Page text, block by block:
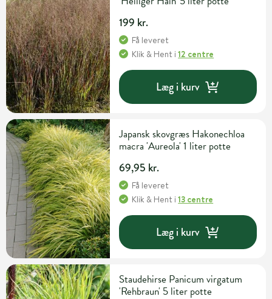
199 kr.
Få leveret
Klik & Hent i12 centre
Læg i kurv
Japansk skovgræs Hakonechloa
macra 'Aureola' 1 liter potte
69,95 kr.
Få leveret
Klik & Hent i13 centre
Læg i kurv
Staudehirse Panicum virgatum
'Rehbraun' 5 liter potte